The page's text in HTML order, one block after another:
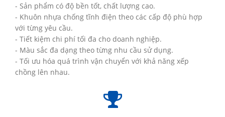
- Sản phẩm có độ bền tốt, chất lượng cao.
- Khuôn nhựa chống tĩnh điện theo các cấp độ phù hợp
với từng yêu cầu.
- Tiết kiệm chi phí tối đa cho doanh nghiệp.
- Màu sắc đa dạng theo từng nhu cầu sử dụng.
- Tối ưu hóa quá trình vận chuyển với khả năng xếp
chồng lên nhau.